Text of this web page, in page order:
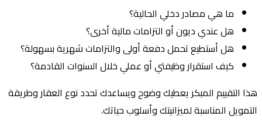
ما هي مصادر دخلي الحالية؟
هل عندي ديون أو التزامات مالية أخرى؟
هل أستطيع تحمل دفعة أولى والتزامات شهرية بسهولة؟
كيف استقرار وظيفتي أو عملي خلال السنوات القادمة؟
التقييم المبكر يعطيك وضوح ويساعدك تحدد نوع العقار وطريقة
المناسبة لميزانيتك وأسلوب حياتك.